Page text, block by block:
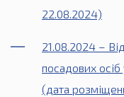
22.08.2024)
21.08.2024 –
посадових
(дата